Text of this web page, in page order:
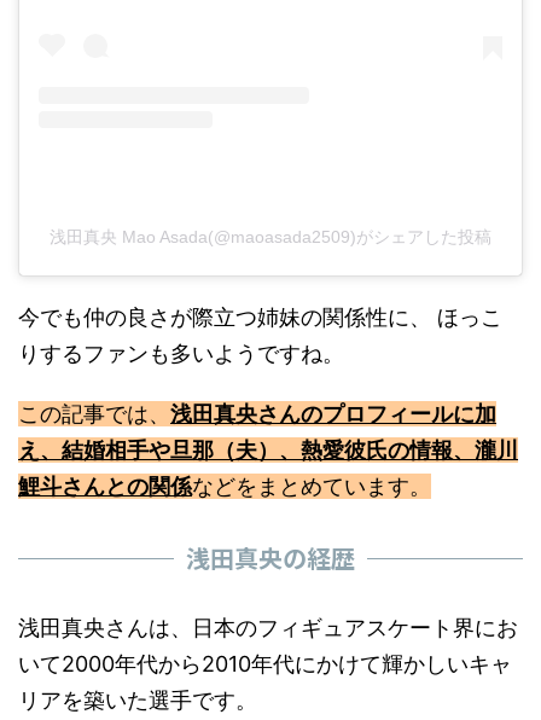
浅田真央 Mao Asada(@maoasada2509)がシェアした投稿
今でも仲の良さが際立つ姉妹の関係性に、 ほっこ
りするファンも多いようですね。
この記事では、 浅田真央さんのプロフィールに加
え、結婚相手や旦那（夫）、熱愛彼氏の情報、瀧川
鯉斗さんとの関係などをまとめています。
浅田真央の経歴
浅田真央さんは、日本のフィギュアスケート界にお
いて2000年代から2010年代にかけて輝かしいキャ
リアを築いた選手です。